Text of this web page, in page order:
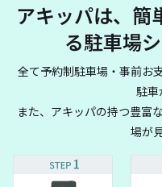
アキッパは、簡
る駐車場
全て予約制駐車場・事前お
駐車
また、アキッパの持つ豊富
場が